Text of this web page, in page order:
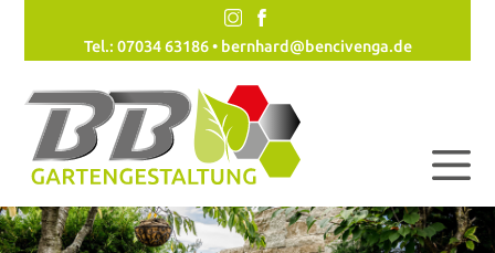
Tel.: 07034 63186 • bernhard@bencivenga.de